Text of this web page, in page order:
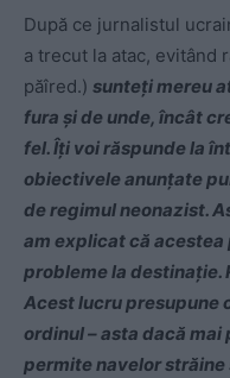
După ce jurnalistul
a trecut la atac, evitând
păîred.) sunteți mereu
fura și de unde, încât
fel. Îți voi răspunde la
obiectivele anunțate
de regimul neonazist.
am explicat că
probleme la destinație.
Acest lucru presupune
ordinul – asta dacă mai
permite navelor străine